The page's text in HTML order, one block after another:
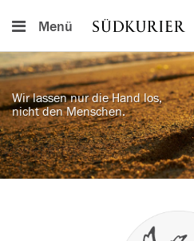
Menü
Wir lassen nur die Hand los,
nicht den Menschen.